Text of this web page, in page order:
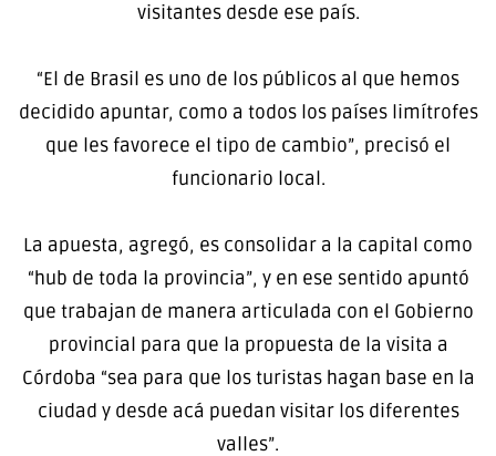
visitantes desde ese país.
“El de Brasil es uno de los públicos al que hemos
decidido apuntar, como a todos los países limítrofes
que les favorece el tipo de cambio”, precisó el
funcionario local.
La apuesta, agregó, es consolidar a la capital como
“hub de toda la provincia”, y en ese sentido apuntó
que trabajan de manera articulada con el Gobierno
provincial para que la propuesta de la visita a
Córdoba “sea para que los turistas hagan base en la
ciudad y desde acá puedan visitar los diferentes
valles”.